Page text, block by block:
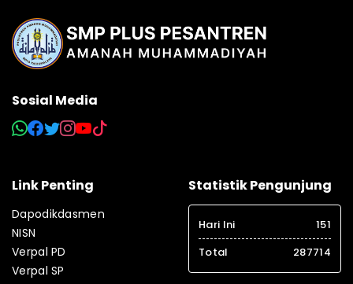
Sosial Media
Link Penting
Dapodikdasmen
NISN
Verpal PD
Verpal SP
Statistik Pengunjung
Hari Ini
151
Total
287714